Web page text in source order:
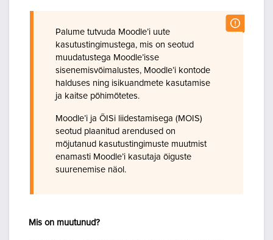
Palume tutvuda Moodle’i uute
kasutustingimustega, mis on seotud
muudatustega Moodle’isse
sisenemisvõimalustes, Moodle’i kontode
halduses ning isikuandmete kasutamise
ja kaitse põhimõtetes.
Moodle’i ja ÕISi liidestamisega (MOIS)
seotud plaanitud arendused on
mõjutanud kasutustingimuste muutmist
enamasti Moodle’i kasutaja õiguste
suurenemise näol.
Mis on muutunud?